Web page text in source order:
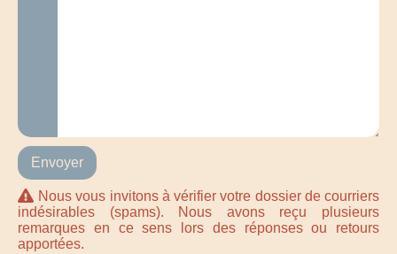
Nous vous invitons à vérifier votre dossier de courriers
indésirables (spams). Nous avons reçu plusieurs
remarques en ce sens lors des réponses ou retours
apportées.